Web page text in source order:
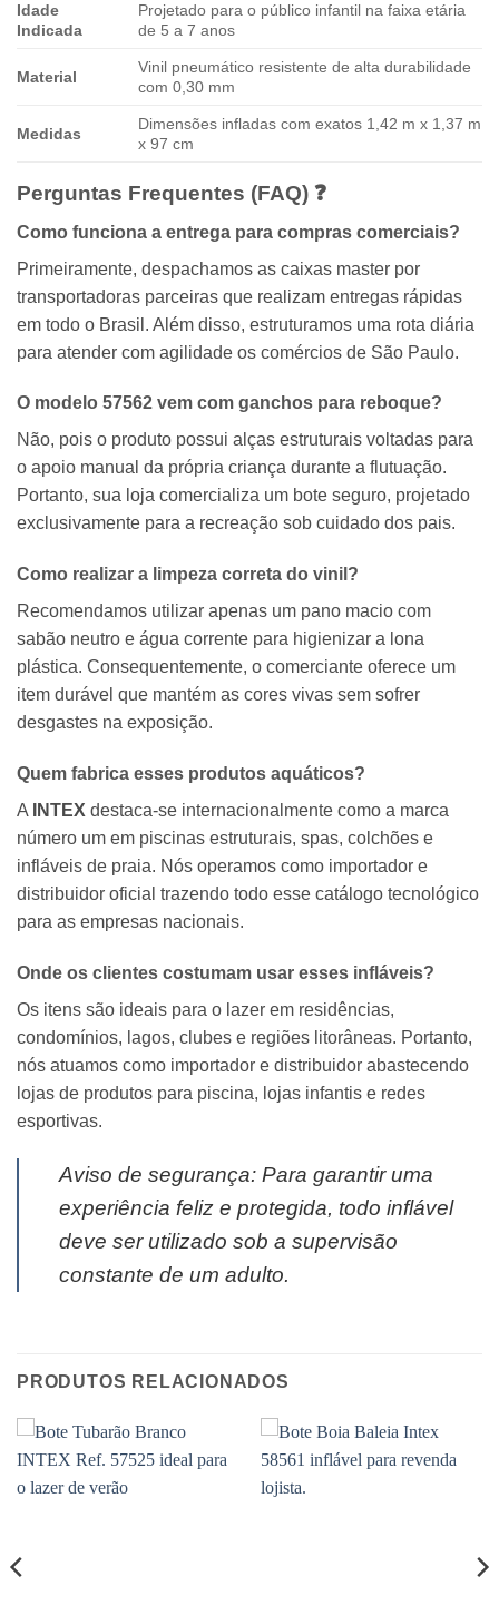
Idade
Indicada
Projetado para o público infantil na faixa etária
de 5 a 7 anos
Material
Vinil pneumático resistente de alta durabilidade
com 0,30 mm
Medidas
Dimensões infladas com exatos 1,42 m x 1,37 m
x 97 cm
Perguntas Frequentes (FAQ) ❓
Como funciona a entrega para compras comerciais?
Primeiramente, despachamos as caixas master por
transportadoras parceiras que realizam entregas rápidas
em todo o Brasil. Além disso, estruturamos uma rota diária
para atender com agilidade os comércios de São Paulo.
O modelo 57562 vem com ganchos para reboque?
Não, pois o produto possui alças estruturais voltadas para
o apoio manual da própria criança durante a flutuação.
Portanto, sua loja comercializa um bote seguro, projetado
exclusivamente para a recreação sob cuidado dos pais.
Como realizar a limpeza correta do vinil?
Recomendamos utilizar apenas um pano macio com
sabão neutro e água corrente para higienizar a lona
plástica. Consequentemente, o comerciante oferece um
item durável que mantém as cores vivas sem sofrer
desgastes na exposição.
Quem fabrica esses produtos aquáticos?
A
INTEX destaca-se internacionalmente como a marca
número um em piscinas estruturais, spas, colchões e
infláveis de praia. Nós operamos como importador e
distribuidor oficial trazendo todo esse catálogo tecnológico
para as empresas nacionais.
Onde os clientes costumam usar esses infláveis?
Os itens são ideais para o lazer em residências,
condomínios, lagos, clubes e regiões litorâneas. Portanto,
nós atuamos como importador e distribuidor abastecendo
lojas de produtos para piscina, lojas infantis e redes
esportivas.
Aviso de segurança: Para garantir uma
experiência feliz e protegida, todo inflável
deve ser utilizado sob a supervisão
constante de um adulto.
PRODUTOS RELACIONADOS